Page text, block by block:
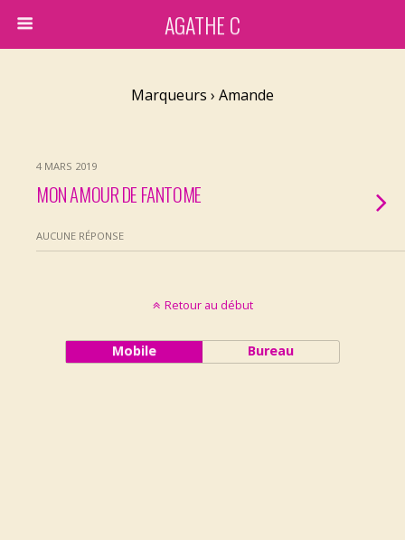
AGATHE C
Marqueurs › Amande
4 MARS 2019
MON AMOUR DE FANTOME
AUCUNE RÉPONSE
Retour au début
Mobile Bureau